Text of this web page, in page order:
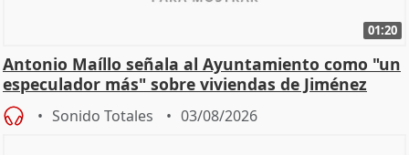
01:20
Antonio Maíllo señala al Ayuntamiento como "un
especulador más" sobre viviendas de Jiménez
Becerril
Sonido Totales 03/08/2026